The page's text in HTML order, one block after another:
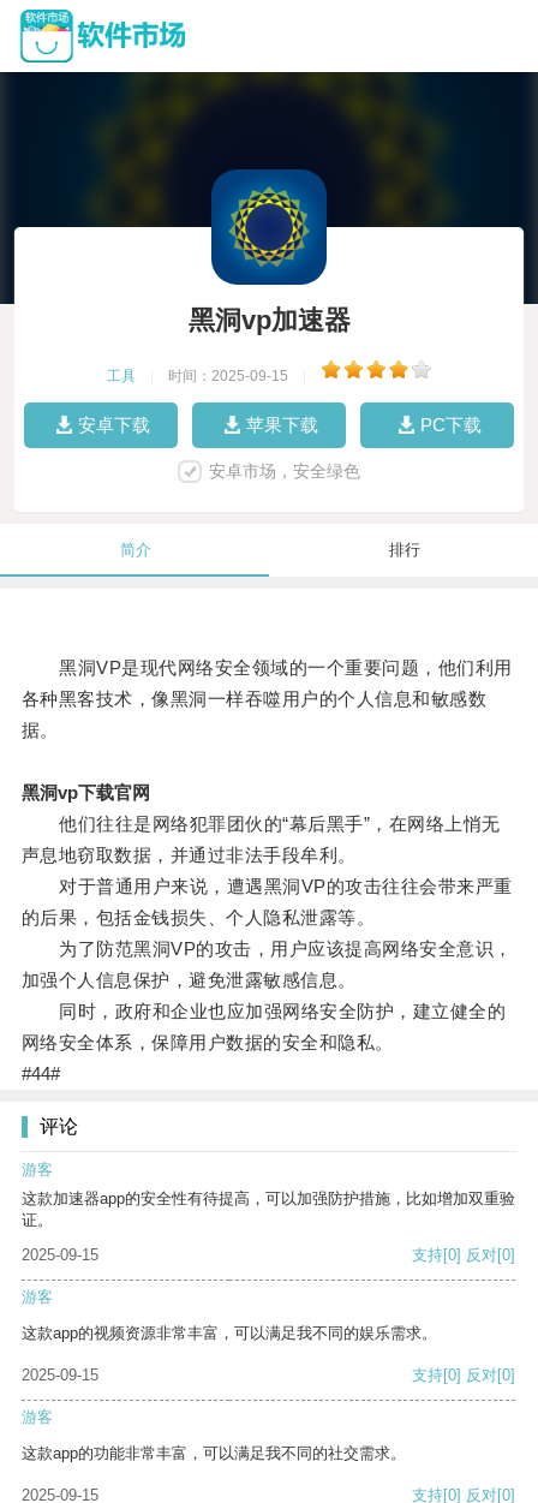
黑洞vp加速器
工具 时间：2025-09-15
安卓下载 苹果下载 PC下载
安卓市场，安全绿色
简介 排行
黑洞VP是现代网络安全领域的一个重要问题，他们利用
各种黑客技术，像黑洞一样吞噬用户的个人信息和敏感数
据。
黑洞vp下载官网
他们往往是网络犯罪团伙的“幕后黑手”，在网络上悄无
声息地窃取数据，并通过非法手段牟利。
对于普通用户来说，遭遇黑洞VP的攻击往往会带来严重
的后果，包括金钱损失、个人隐私泄露等。
为了防范黑洞VP的攻击，用户应该提高网络安全意识，
加强个人信息保护，避免泄露敏感信息。
同时，政府和企业也应加强网络安全防护，建立健全的
网络安全体系，保障用户数据的安全和隐私。
#44#
评论
游客
这款加速器app的安全性有待提高，可以加强防护措施，比如增加双重验
证。
2025-09-15
支持[0] 反对[0]
游客
这款app的视频资源非常丰富，可以满足我不同的娱乐需求。
2025-09-15 支持[0] 反对[0]
游客
这款app的功能非常丰富，可以满足我不同的社交需求。
2025-09-15 支持[0] 反对[0]